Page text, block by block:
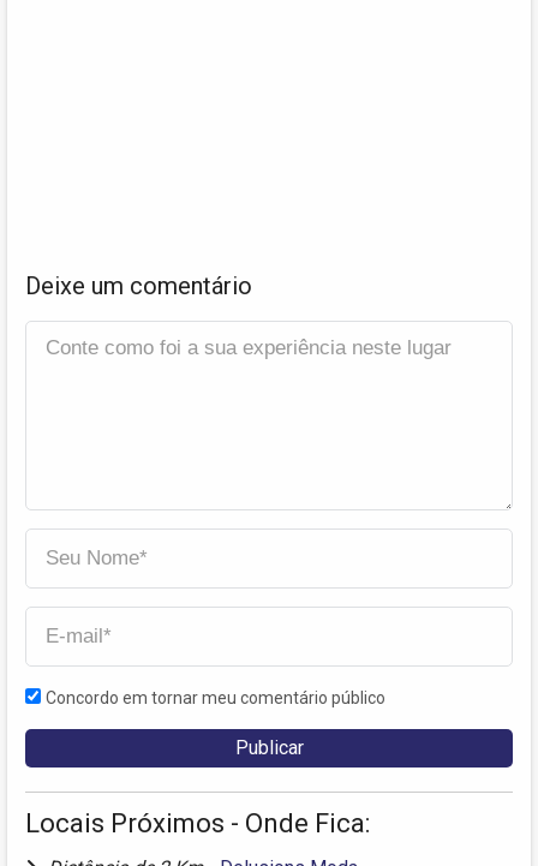
Deixe um comentário
Concordo em tornar meu comentário público
Locais Próximos - Onde Fica: